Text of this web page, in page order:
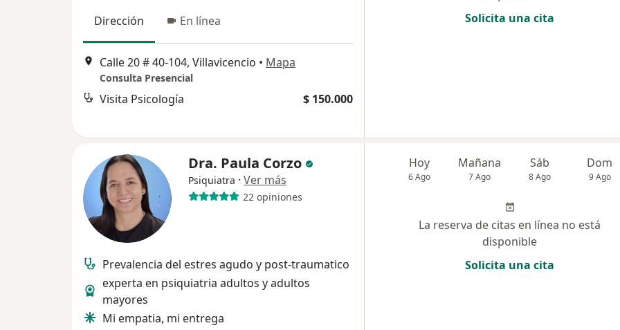
Dirección En línea
Calle 20 # 40-104, Villavicencio • Mapa
Consulta Presencial
Visita Psicología $ 150.000
Solicita una cita
Dra. Paula Corzo
Psiquiatra · Ver más
22 opiniones
Prevalencia del estres agudo y post-traumatico
experta en psiquiatria adultos y adultos
mayores
Mi empatia, mi entrega
Hoy
6 Ago
Mañana
7 Ago
Sáb
8 Ago
Dom
9 Ago
La reserva de citas en línea no está
disponible
Solicita una cita